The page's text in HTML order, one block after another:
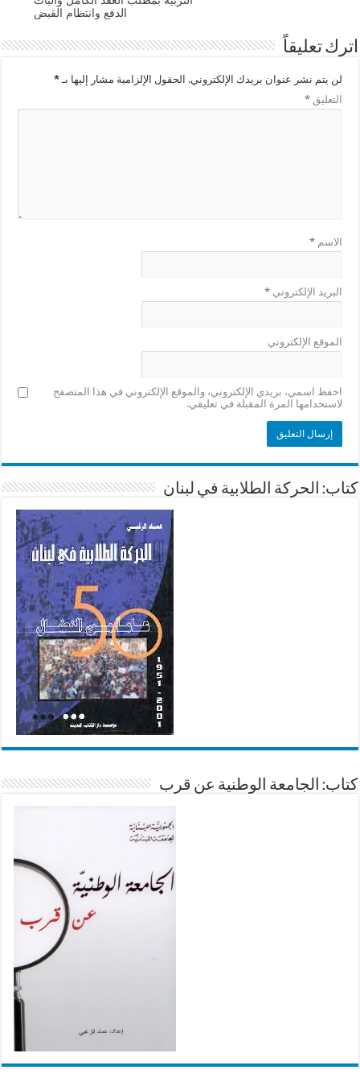
الدفع وانتظام القبض
اترك تعليقاً
لن يتم نشر عنوان بريدك الإلكتروني. الحقول الإلزامية مشار إليها بـ*
التعليق*
الاسم*
البريد الإلكتروني*
الموقع الإلكتروني
احفظ اسمي، بريدي الإلكتروني، والموقع الإلكتروني في هذا المتصفح
لاستخدامها المرة المقبلة في تعليقي.
كتاب: الحركة الطلابية في لبنان
كتاب: الجامعة الوطنية عن قرب